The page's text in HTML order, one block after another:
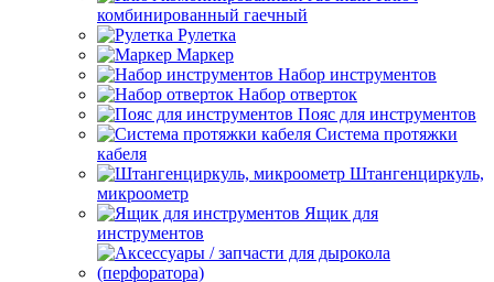
комбинированный гаечный
Рулетка
Маркер
Набор инструментов
Набор отверток
Пояс для инструментов
Система протяжки
кабеля
Штангенциркуль,
микроометр
Ящик для
инструментов